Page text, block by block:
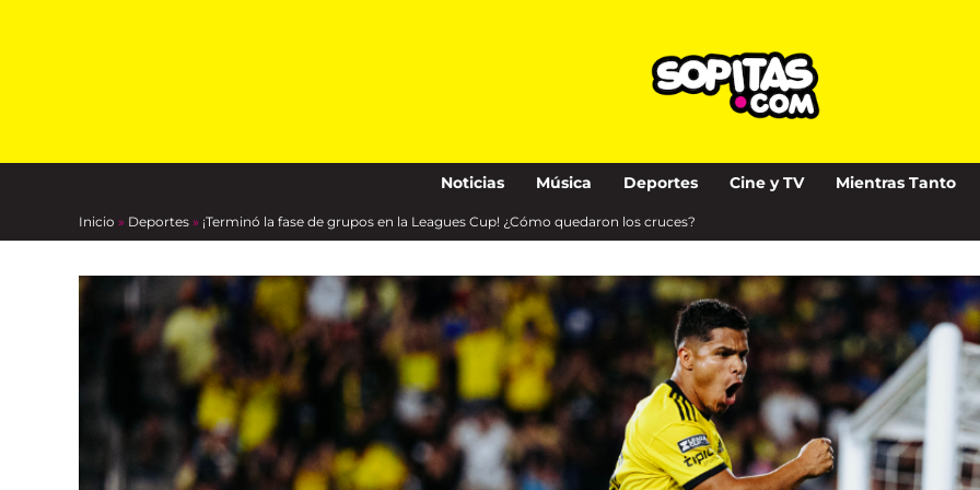
Noticias Música Deportes Cine y TV Mientras Tanto
Inicio » Deportes » ¡Terminó la fase de grupos en la Leagues Cup! ¿Cómo quedaron los cruces?